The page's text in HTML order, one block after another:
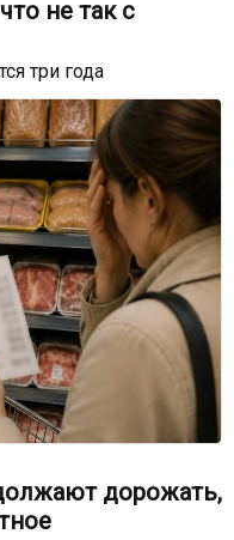
не так с
три года
дорожать,